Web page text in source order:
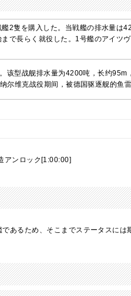
2隻を購入した。当戦艦の排水量
で長らく就役した。1号艦のアイツ
该型战舰排水量为4200吨，长约
维克战役期间，被德国驱逐舰的鱼雷
アンロック[1:00:00]
あるため、そこまでステータスには